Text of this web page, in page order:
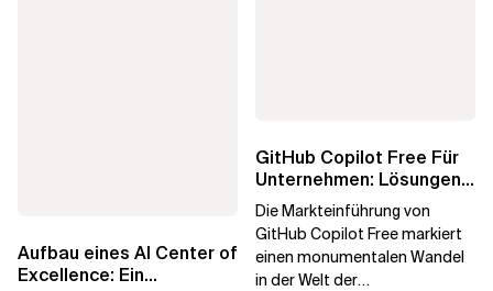
Aufbau eines AI Center of
Excellence: Ein
GitHub Copilot Free Für
Unternehmen: Lösungen
Für Eine Sichere Und
Konforme...
Die Markteinführung von
GitHub Copilot Free markiert
einen monumentalen Wandel
in der Welt der